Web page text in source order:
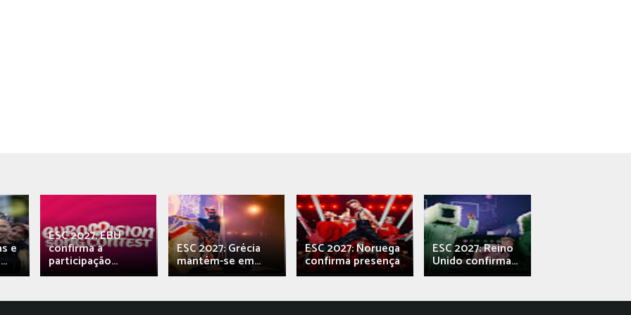
e
ESC 2027: EBU
confirma a
participação...
ESC 2027: Grécia
mantém-se em...
ESC 2027: Noruega
confirma presença
ESC 2027: Reino
Unido confirma...